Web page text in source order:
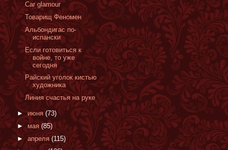
Сar glamour
Товарищ Феномен
Альбондигас по-
испански
Если готовиться к
войне, то уже
сегодня
Райский уголок кистью
художника
Линия счастья на руке
►июня (73)
►мая(85)
► апреля (115)